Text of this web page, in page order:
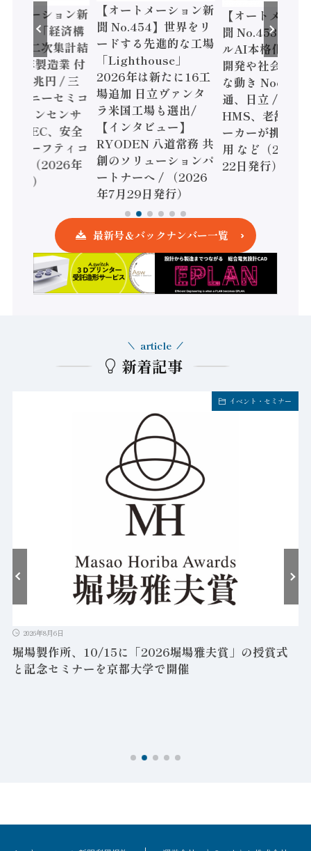
トメーション新
】「経済構
調査二次集計結
年製造業 付
額86兆円 / 三
とソニーセミコ
ジョンセンサ
/ IDEC、安全
すセーフティコ
ーラ（2026年
発行）
【オートメーション新
聞 No.454】世界をリ
ードする先進的な工場
「Lighthouse」
2026年は新たに16工
場追加 日立ヴァンタ
ラ米国工場も選出/
【インタビュー】
RYODEN 八道常務 共
創のソリューションパ
ートナーへ / （2026
年7月29日発行）
【オートメーシ
聞 No.453】フ
ルAI本格化へ
開発や社会実装
な動き Noetra
通、日立 / 兵神
HMS、老舗ポ
ーカーが挑むデ
用 など（2026
22日発行）
最新号＆バックナンバー一覧
新着記事
article
イベント・セミナー
2026年8月6日
堀場製作所、10/15に「2026堀場雅夫賞」の授賞式
と記念セミナーを京都大学で開催